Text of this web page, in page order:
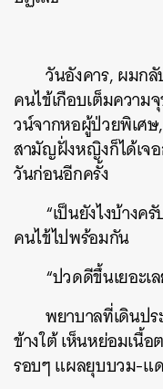
วันอังคาร, ผมก
คนไข้เกือบเต็มความ
วน์จากหอผู้ป่วยพิเศ
สามัญฝั่งหญิงก็ได้เจ
วันก่อนอีกครั้ง
“เป็นยังไงบ้างค
คนไข้ไปพร้อมกัน
“ปวดดีขึ้นเยอะเ
พยาบาลที่เดินป
ข้างใต้ เห็นหย่อมเนื้
รอบๆ แผลยุบบวม-แ